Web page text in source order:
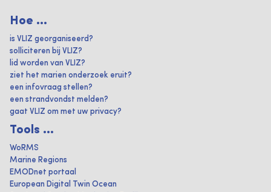
Hoe ...
is VLIZ georganiseerd?
solliciteren bij VLIZ?
lid worden van VLIZ?
ziet het marien onderzoek eruit?
een infovraag stellen?
een strandvondst melden?
gaat VLIZ om met uw privacy?
Tools ...
WoRMS
Marine Regions
EMODnet portaal
European Digital Twin Ocean